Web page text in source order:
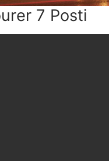
7 Posti